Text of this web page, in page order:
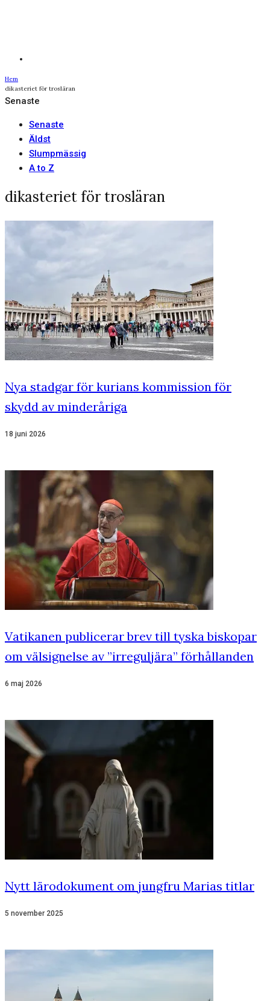
Hem
dikasteriet för trosläran
Senaste
Senaste
Äldst
Slumpmässig
A to Z
dikasteriet för trosläran
Nya stadgar för kurians kommission för
skydd av minderåriga
18 juni 2026
Vatikanen publicerar brev till tyska biskopar
om välsignelse av ”irreguljära” förhållanden
6 maj 2026
Nytt lärodokument om jungfru Marias titlar
5 november 2025